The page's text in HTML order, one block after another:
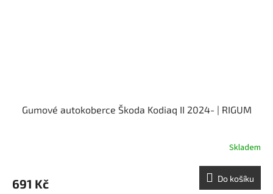
Gumové autokoberce Škoda Kodiaq II 2024- | RIGUM
Skladem
691 Kč Do košíku